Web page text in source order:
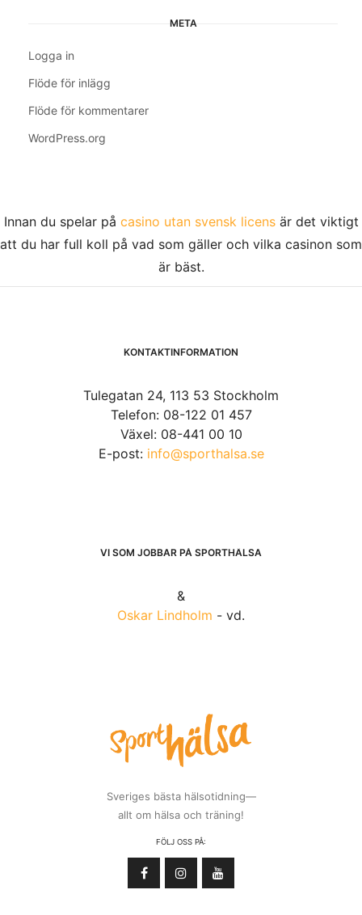
META
Logga in
Flöde för inlägg
Flöde för kommentarer
WordPress.org
Innan du spelar på casino utan svensk licensär det viktigt
att du har full koll på vad som gäller och vilka casinon som
är bäst.
KONTAKTINFORMATION
Tulegatan 24, 113 53 Stockholm
Telefon: 08-122 01 457
Växel: 08-441 00 10
E-post: info@sporthalsa.se
VI SOM JOBBAR PÅ SPORTHÄLSA
&
Oskar Lindholm - vd.
Sveriges bästa hälsotidning—
allt om hälsa och träning!
FÖLJ OSS PÅ: